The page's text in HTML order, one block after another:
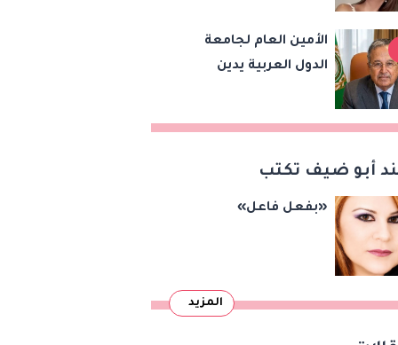
«حرب الفراولة»
الأمين العام لجامعة
الدول العربية يدين
أبو ضيف تكتب
«بفعل فاعل»
المزيد